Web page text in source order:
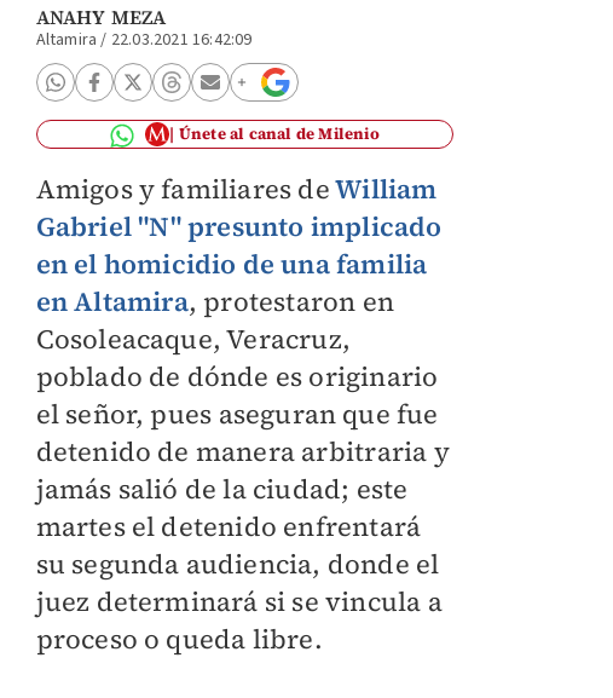
ANAHY MEZA
Altamira / 22.03.2021 16:42:09
Únete al canal de Milenio
Amigos y familiares deWilliam
Gabriel "N"presunto implicado
en el homicidio de una familia
enAltamira, protestaron en
Cosoleacaque, Veracruz,
poblado de dónde es originario
el señor, pues aseguran que fue
detenido de manera arbitraria y
jamás salió de la ciudad; este
martes el detenido enfrentará
su segunda audiencia, donde el
juez determinará si se vincula a
proceso o queda libre.